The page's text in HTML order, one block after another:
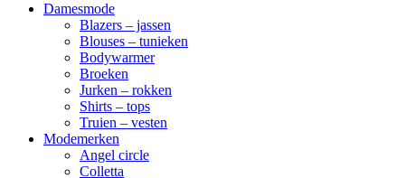
Damesmode
Blazers – jassen
Blouses – tunieken
Bodywarmer
Broeken
Jurken – rokken
Shirts – tops
Truien – vesten
Modemerken
Angel circle
Colletta